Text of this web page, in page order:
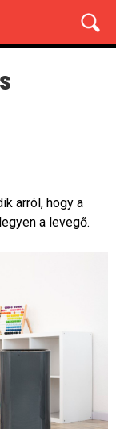
arról, hogy a
a levegő.